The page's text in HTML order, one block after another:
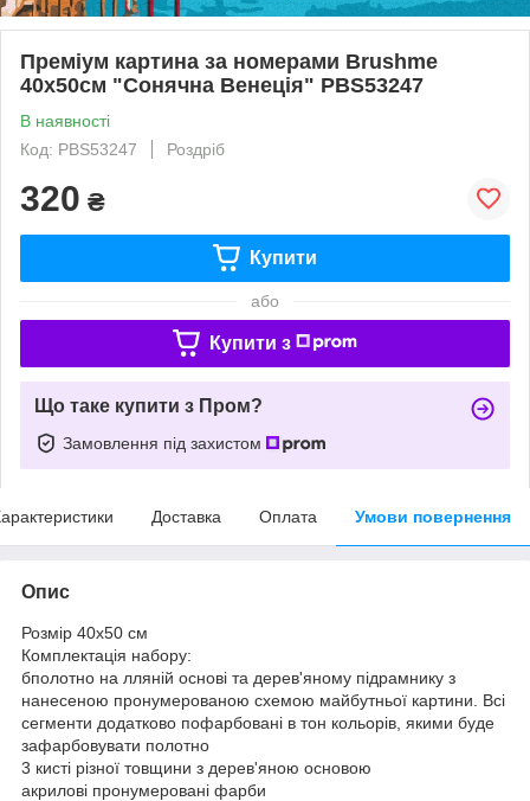
Преміум картина за номерами Brushme
40x50см "Сонячна Венеція" PBS53247
В наявності
Код: PBS53247
Роздріб
320 ₴
Купити
або
Купити з
Що таке купити з Пром?
Замовлення під захистом
Доставка Оплата Умови повернення
Опис
Розмір 40x50 см
Комплектація набору:
бполотно на лляній основі та дерев'яному підрамнику з
нанесеною пронумерованою схемою майбутньої картини. Всі
сегменти додатково пофарбовані в тон кольорів, якими буде
зафарбовувати полотно
3 кисті різної товщини з дерев'яною основою
акрилові пронумеровані фарби